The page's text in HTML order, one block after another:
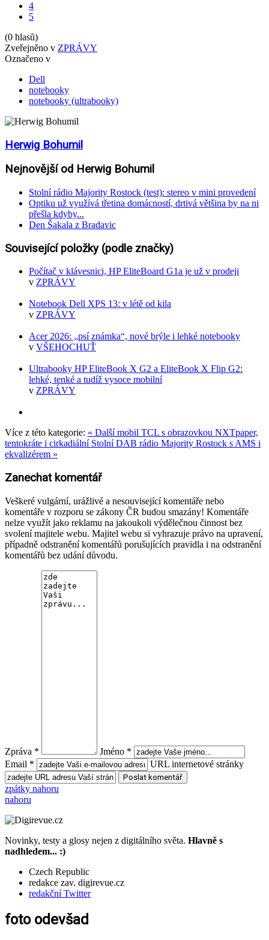
4
5
(0 hlasů)
Zveřejněno v ZPRÁVY
Označeno v
Dell
notebooky
notebooky (ultrabooky)
Herwig Bohumil
Nejnovější od Herwig Bohumil
Stolní rádio Majority Rostock (test): stereo v mini provedení
Optiku už využívá třetina domácností, drtivá většina by na ni
přešla kdyby...
Den Šakala z Bradavic
Související položky (podle značky)
Počítač v klávesnici, HP EliteBoard G1a je už v prodeji
v ZPRÁVY
Notebook Dell XPS 13: v létě od kila
v ZPRÁVY
Acer 2026: „psí známka“, nové brýle i lehké notebooky
v VŠEHOCHUŤ
Ultrabooky HP EliteBook X G2 a EliteBook X Flip G2:
lehké, tenké a tudíž vysoce mobilní
v ZPRÁVY
Více z této kategorie: « Další mobil TCL s obrazovkou NXTpaper,
tentokráte i cirkadiální Stolní DAB rádio Majority Rostock s AMS i
ekvalizérem »
Zanechat komentář
Veškeré vulgární, urážlivé a nesouvisející komentáře nebo
komentáře v rozporu se zákony ČR budou smazány! Komentáře
nelze využít jako reklamu na jakoukoli výdělečnou činnost bez
svolení majitele webu. Majitel webu si vyhrazuje právo na upravení,
případně odstranění komentářů porušujících pravidla i na odstranění
komentářů bez udání důvodu.
Zpráva *
Jméno *
Email *
URL internetové stránky
zpátky nahoru
nahoru
Novinky, testy a glosy nejen z digitálního světa. Hlavně s
nadhledem... :)
Czech Republic
redakce zav. digirevue.cz
redakční Twitter
foto odevšad